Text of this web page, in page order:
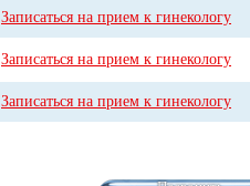
Записаться на прием к гинекологу
Записаться на прием к гинекологу
Записаться на прием к гинекологу